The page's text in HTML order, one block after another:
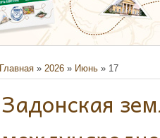
Главная » 2026 » Июнь » 17
Задонская